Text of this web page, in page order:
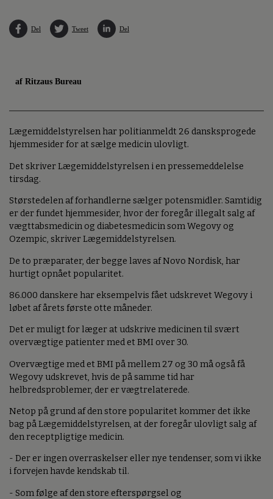
Del Tweet Del
af Ritzaus Bureau
Lægemiddelstyrelsen har politianmeldt 26 dansksprogede
hjemmesider for at sælge medicin ulovligt.
Det skriver Lægemiddelstyrelsen i en pressemeddelelse
tirsdag.
Størstedelen af forhandlerne sælger potensmidler. Samtidig
er der fundet hjemmesider, hvor der foregår illegalt salg af
vægttabsmedicin og diabetesmedicin som Wegovy og
Ozempic, skriver Lægemiddelstyrelsen.
De to præparater, der begge laves af Novo Nordisk, har
hurtigt opnået popularitet.
86.000 danskere har eksempelvis fået udskrevet Wegovy i
løbet af årets første otte måneder.
Det er muligt for læger at udskrive medicinen til svært
overvægtige patienter med et BMI over 30.
Overvægtige med et BMI på mellem 27 og 30 må også få
Wegovy udskrevet, hvis de på samme tid har
helbredsproblemer, der er vægtrelaterede.
Netop på grund af den store popularitet kommer det ikke
bag på Lægemiddelstyrelsen, at der foregår ulovligt salg af
den receptpligtige medicin.
- Der er ingen overraskelser eller nye tendenser, som vi ikke
i forvejen havde kendskab til.
- Som følge af den store efterspørgsel og